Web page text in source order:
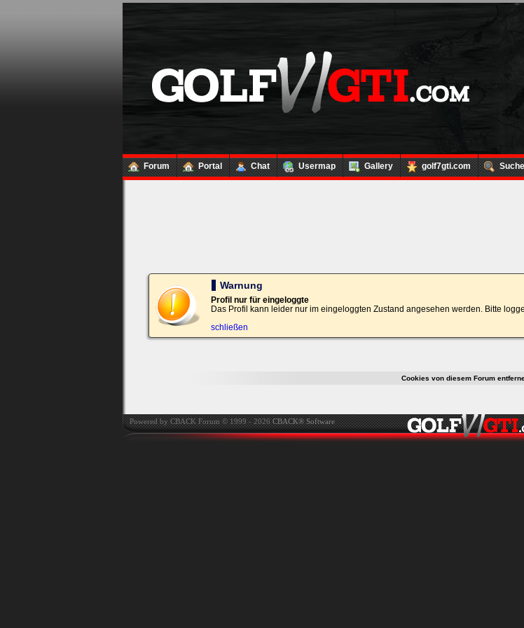
Forum Portal Chat Usermap Gallery golf7gti.com
Loginbox
Trage
in
die
nachfolgenden
und
Kennwort
ein,
um
Bei jedem Besuch
automatisch einloggen.
Ich habe mein Passwort
vergessen|Registrieren
Warnung
Profil nur für eingeloggte
Das Profil kann leider nur im eingeloggten Zustand angesehen werden. Bitte
schließen
Cookies von diesem Forum
Powered by CBACK Forum © 1999 - 2026CBACK® Software